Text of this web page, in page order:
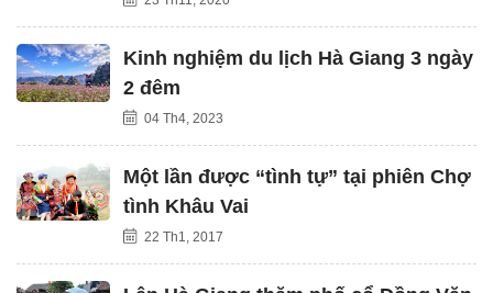
Kinh nghiệm du lịch Hà Giang 3 ngày
2 đêm
04 Th4, 2023
Một lần được “tình tự” tại phiên Chợ
tình Khâu Vai
22 Th1, 2017